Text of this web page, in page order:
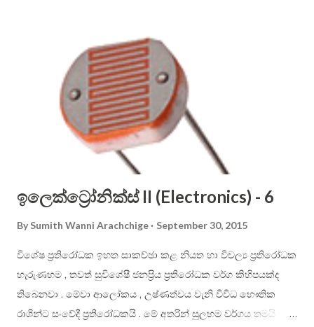
alphabet is phonetic (that is, each letter shall have one
dedicated sound only), therefore it is easier to use than
English alphabet. Consonant letters cannot be sounded on
their own, and you have to use vowels to aid in them to be
pronounced. In English, you just place the vowel just after
the constant. For example: ...
ඉලෙක්ට්‍රෝනික්ස් II (Electronics) - 6
By Sumith Wanni Arachchige September 30, 2015
විශේෂ ප්‍රතිරෝධක ඉහත සාකච්ඡා කළ නියත හා විචල්‍ය ප්‍රතිරෝධක
හැරුණහම , තවත් සුවිශේෂී ජනප්‍රිය ප්‍රතිරෝධක වර්ග කිහිපයක්ද
තිබෙනවා . මේවා ආලෝකය , උෂ්ණත්වය වැනි විවිධ භෞතික
රාශින්ට සංවේදී ප්‍රතිරෝධකයි . මේ අතරින් සුලභම වර්ගය තමයි